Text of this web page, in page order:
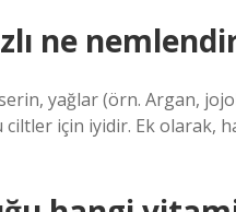
ne
yağlar (örn. Argan,
için iyidir. Ek olarak,